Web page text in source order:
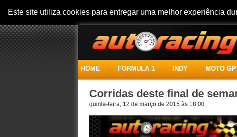
Este site utiliza cookies para entregar uma melhor experiência
HOME FORMULA 1 INDY MOTO GP
Corridas deste final de
quinta-feira, 12 de março de 2015 às 18:00